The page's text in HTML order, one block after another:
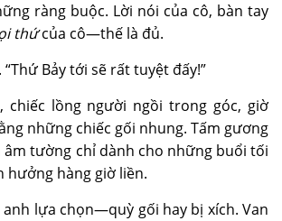
ràng buộc. Lời nói của cô, bàn tay
thứcủa cô—thế là đủ.
Bảy tới sẽ rất tuyệt đấy!”
chiếc lồng người ngồi trong góc, giờ
những chiếc gối nhung. Tấm gương
âm tường chỉ dành cho những buổi tối
hưởng hàng giờ liền.
lựa chọn—quỳ gối hay bị xích. Van